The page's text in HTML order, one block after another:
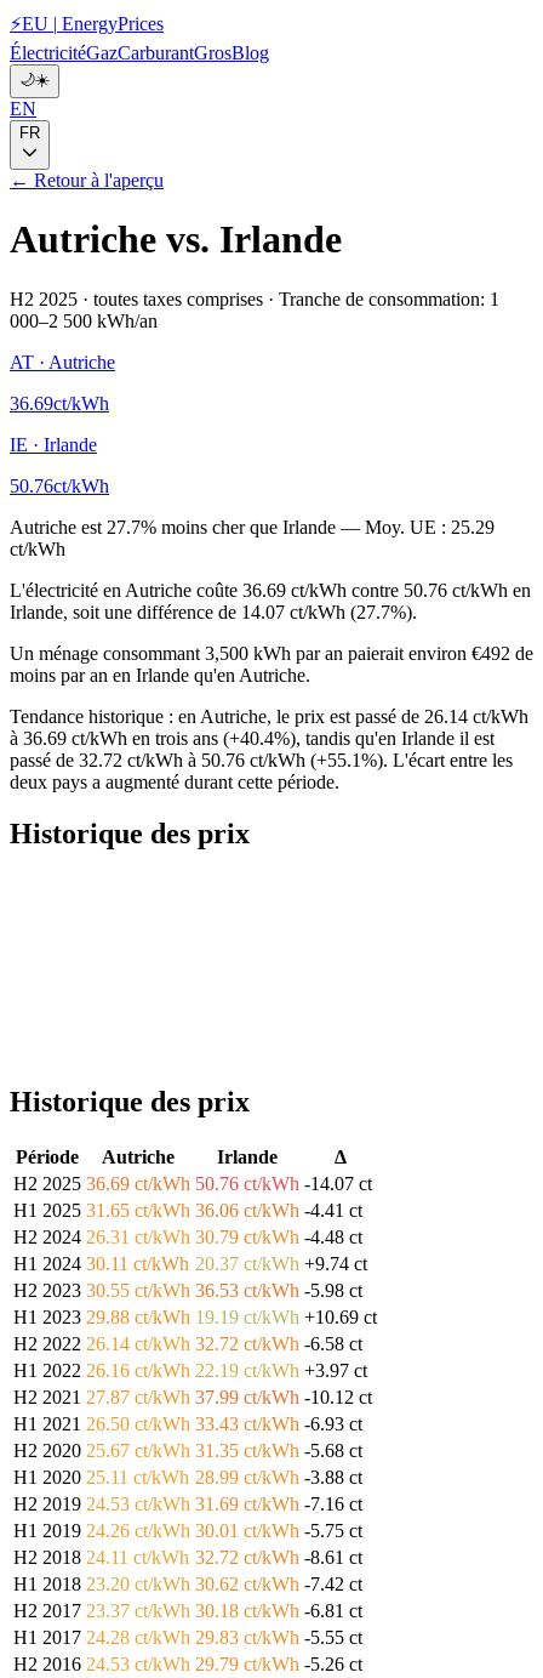
⚡EU | EnergyPrices
ÉlectricitéGazCarburantGrosBlog
🌙☀️
EN
FR
← Retour à l'aperçu
Autriche vs. Irlande
H2 2025 · toutes taxes comprises · Tranche de consommation: 1
000–2 500 kWh/an
AT · Autriche
36.69ct/kWh
IE · Irlande
50.76ct/kWh
Autriche est 27.7% moins cher que Irlande — Moy. UE : 25.29
ct/kWh
L'électricité en Autriche coûte 36.69 ct/kWh contre 50.76 ct/kWh en
Irlande, soit une différence de 14.07 ct/kWh (27.7%).
Un ménage consommant 3,500 kWh par an paierait environ €492 de
moins par an en Irlande qu'en Autriche.
Tendance historique : en Autriche, le prix est passé de 26.14 ct/kWh
à 36.69 ct/kWh en trois ans (+40.4%), tandis qu'en Irlande il est
passé de 32.72 ct/kWh à 50.76 ct/kWh (+55.1%). L'écart entre les
deux pays a augmenté durant cette période.
Historique des prix
Historique des prix
Période Autriche Irlande
Δ
H2 2025 36.69 ct/kWh 50.76 ct/kWh -14.07 ct
H1 2025 31.65 ct/kWh 36.06 ct/kWh -4.41 ct
H2 2024 26.31 ct/kWh 30.79 ct/kWh -4.48 ct
H1 2024 30.11 ct/kWh 20.37 ct/kWh +9.74 ct
H2 2023 30.55 ct/kWh 36.53 ct/kWh -5.98 ct
H1 2023 29.88 ct/kWh 19.19 ct/kWh +10.69 ct
H2 2022 26.14 ct/kWh 32.72 ct/kWh -6.58 ct
H1 2022 26.16 ct/kWh 22.19 ct/kWh +3.97 ct
H2 2021 27.87 ct/kWh 37.99 ct/kWh -10.12 ct
H1 2021 26.50 ct/kWh 33.43 ct/kWh -6.93 ct
H2 2020 25.67 ct/kWh 31.35 ct/kWh -5.68 ct
H1 2020 25.11 ct/kWh 28.99 ct/kWh -3.88 ct
H2 2019 24.53 ct/kWh 31.69 ct/kWh -7.16 ct
H1 2019 24.26 ct/kWh 30.01 ct/kWh -5.75 ct
H2 2018 24.11 ct/kWh 32.72 ct/kWh -8.61 ct
H1 2018 23.20 ct/kWh 30.62 ct/kWh -7.42 ct
H2 2017 23.37 ct/kWh 30.18 ct/kWh -6.81 ct
H1 2017 24.28 ct/kWh 29.83 ct/kWh -5.55 ct
H2 2016 24.53 ct/kWh 29.79 ct/kWh -5.26 ct